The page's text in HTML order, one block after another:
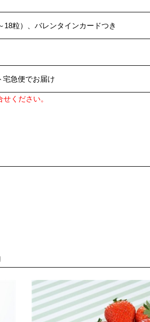
18粒）、バレンタインカードつき
宅急便でお届け
ください。